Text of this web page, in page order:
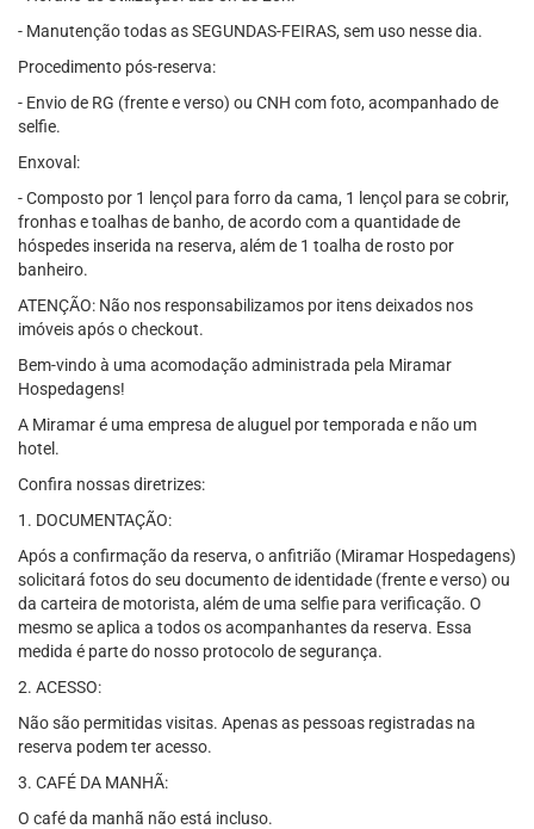
- Manutenção todas as SEGUNDAS-FEIRAS, sem uso nesse dia.
Procedimento pós-reserva:
- Envio de RG (frente e verso) ou CNH com foto, acompanhado de
selfie.
Enxoval:
- Composto por 1 lençol para forro da cama, 1 lençol para se cobrir,
fronhas e toalhas de banho, de acordo com a quantidade de
hóspedes inserida na reserva, além de 1 toalha de rosto por
banheiro.
ATENÇÃO: Não nos responsabilizamos por itens deixados nos
imóveis após o checkout.
Bem-vindo à uma acomodação administrada pela Miramar
Hospedagens!
A Miramar é uma empresa de aluguel por temporada e não um
hotel.
Confira nossas diretrizes:
1. DOCUMENTAÇÃO:
Após a confirmação da reserva, o anfitrião (Miramar Hospedagens)
solicitará fotos do seu documento de identidade (frente e verso) ou
da carteira de motorista, além de uma selfie para verificação. O
mesmo se aplica a todos os acompanhantes da reserva. Essa
medida é parte do nosso protocolo de segurança.
2. ACESSO:
Não são permitidas visitas. Apenas as pessoas registradas na
reserva podem ter acesso.
3. CAFÉ DA MANHÃ:
O café da manhã não está incluso.